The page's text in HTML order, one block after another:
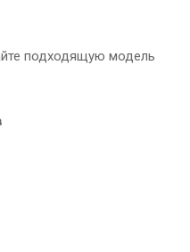
подходящую модель